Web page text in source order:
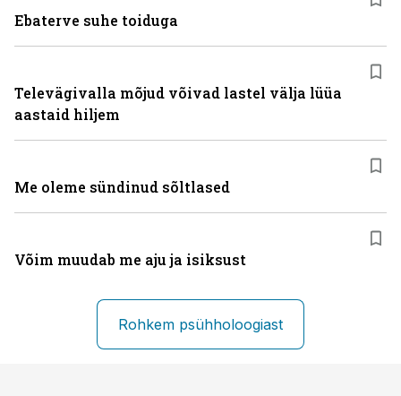
Ebaterve suhe toiduga
Televägivalla mõjud võivad lastel välja lüüa
aastaid hiljem
Me oleme sündinud sõltlased
Võim muudab me aju ja isiksust
Rohkem psühholoogiast